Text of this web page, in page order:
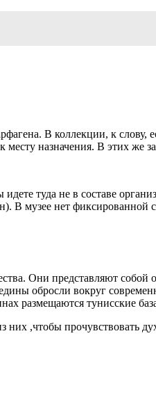
В коллекции, к
назначения. В этих же
туда не в составе
В музее нет фиксированной
Они представляют собой
обросли вокруг
размещаются тунисские
,чтобы прочувствовать